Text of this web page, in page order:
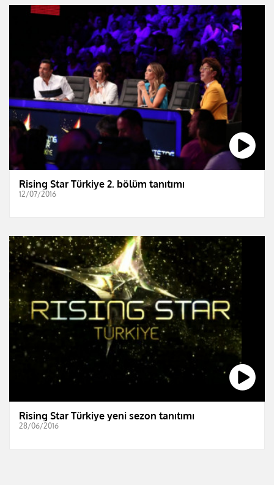
Rising Star Türkiye 2. bölüm tanıtımı
12/07/2016
Rising Star Türkiye yeni sezon tanıtımı
28/06/2016